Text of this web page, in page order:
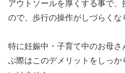
アウトソールを厚くする事で
ので、歩行の操作がしづらくな
特に妊娠中・子育て中のお母
ぶ際はこのデメリットをしっ